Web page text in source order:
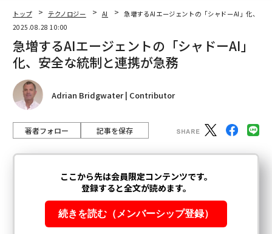
トップ テクノロジー AI
急増するAIエージェントの「シャドーAI」化、安
2025.08.28 10:00
急増するAIエージェントの「シャドーAI」
化、安全な統制と連携が急務
Adrian Bridgwater | Contributor
著者フォロー 記事を保存